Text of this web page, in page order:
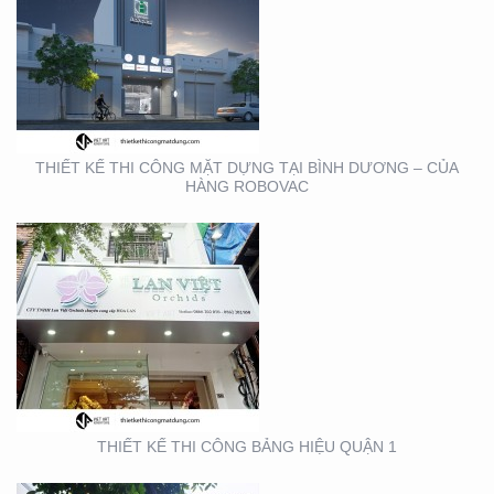
THIẾT KẾ THI CÔNG MẶT DỰNG TẠI BÌNH DƯƠNG – CỦA
HÀNG ROBOVAC
THIẾT KẾ THI CÔNG
BẢNG HIỆU QUẬN 1
THIẾT KẾ THI CÔNG BẢNG HIỆU QUẬN 1
THIẾT KẾ THI CÔNG
BẢNG HIỆU NHA KHOA
TẠI TP. HỒ CHÍ MINH